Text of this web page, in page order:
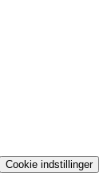
Cookie indstillinger